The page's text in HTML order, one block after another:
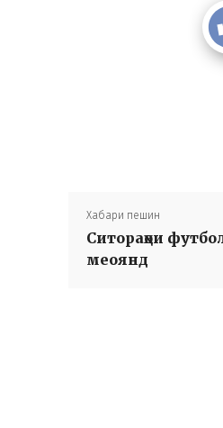
Хабари пешин
Ситораҳои
меоянд